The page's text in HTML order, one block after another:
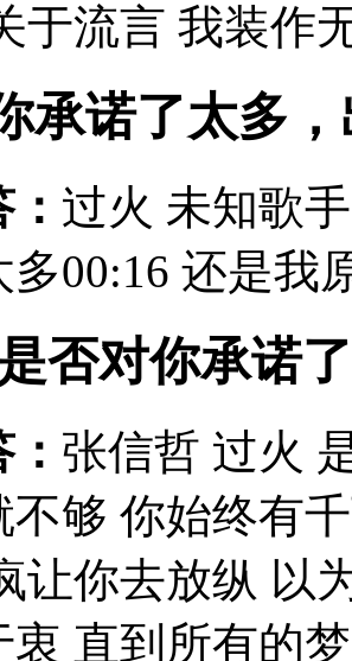
于流言 我装作
承诺了太多
过火 未知歌
多00:16 还是我
否对你承诺
张信哲 过火
不够 你始终有
让你去放纵 以
衷 直到所有的